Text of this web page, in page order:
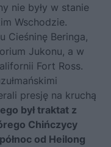
nie były w stanie
Wschodzie.
Cieśninę Beringa,
Jukonu, a w
Fort Ross.
presję na kruchą
był traktat z
Chińczycy
od Heilong